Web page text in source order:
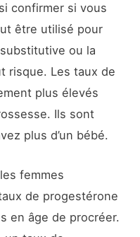
confirmer si vous
être utilisé pour
ou la
risque. Les taux de
plus élevés
Ils sont
plus d’un bébé.
femmes
de progestérone
en âge de procréer.